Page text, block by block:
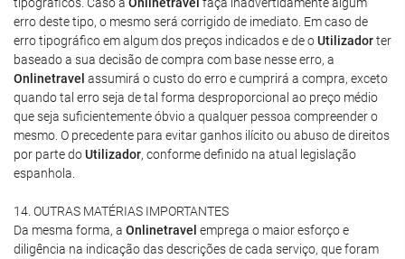
erro deste tipo, o mesmo será corrigido de imediato. Em caso de
erro tipográfico em algum dos preços indicados e de oUtilizadorter
baseado a sua decisão de compra com base nesse erro, a
Onlinetravel assumirá o custo do erro e cumprirá a compra, exceto
quando tal erro seja de tal forma desproporcional ao preço médio
que seja suficientemente óbvio a qualquer pessoa compreender o
mesmo. O precedente para evitar ganhos ilícito ou abuso de direitos
por parte doUtilizador, conforme definido na atual legislação
espanhola.
14. OUTRAS MATÉRIAS IMPORTANTES
Da mesma forma, a Onlinetravel emprega o maior esforço e
diligência na indicação das descrições de cada serviço, que foram